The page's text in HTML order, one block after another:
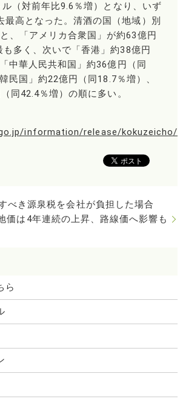
（対前年比9.6％増）となり、いず
最高となった。清酒の国（地域）別
、「アメリカ合衆国」が約63億円
も多く、次いで「香港」約38億円
中華人民共和国」約36億円（同
民国」約22億円（同18.7％増）、
同42.4％増）の順に多い。
information/release/
べき源泉税を会社が負担した場合
価は4年連続の上昇、路線価へ影響も
ら